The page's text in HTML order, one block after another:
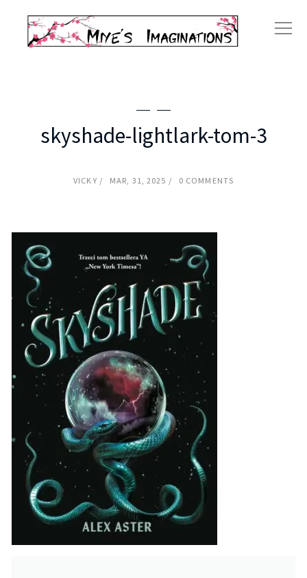
skyshade-lightlark-tom-3
VICKY MAR, 31, 2025 0 COMMENTS